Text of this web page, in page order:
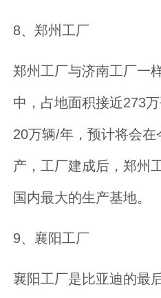
8、郑州工厂
郑州工厂与济南工厂一
中，占地面积接近273
20万辆/年，预计将会
产，工厂建成后，郑州
国内最大的生产基地。
9、襄阳工厂
襄阳工厂是比亚迪的最